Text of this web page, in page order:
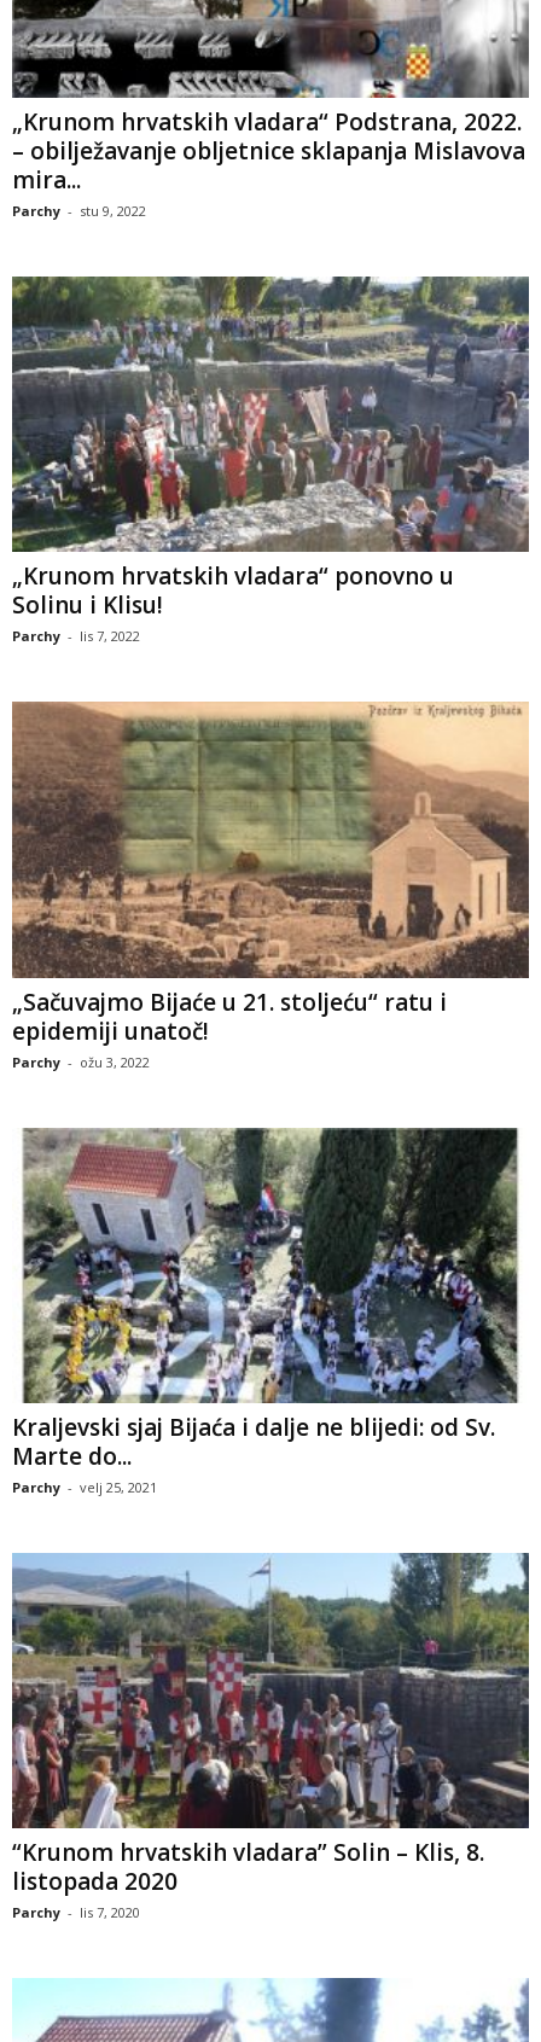
„Krunom hrvatskih vladara“ Podstrana, 2022.
– obilježavanje obljetnice sklapanja Mislavova
mira...
Parchy - stu 9, 2022
„Krunom hrvatskih vladara“ ponovno u
Solinu i Klisu!
Parchy - lis 7, 2022
„Sačuvajmo Bijaće u 21. stoljeću“ ratu i
epidemiji unatoč!
Parchy - ožu 3, 2022
Kraljevski sjaj Bijaća i dalje ne blijedi: od Sv.
Marte do...
Parchy - velj 25, 2021
“Krunom hrvatskih vladara” Solin – Klis, 8.
listopada 2020
Parchy - lis 7, 2020